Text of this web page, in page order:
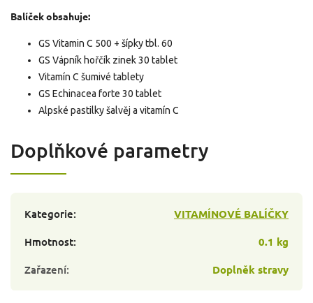
Balíček obsahuje:
GS Vitamin C 500 + šípky tbl. 60
GS Vápník hořčík zinek 30 tablet
Vitamín C šumivé tablety
GS Echinacea forte 30 tablet
Alpské pastilky šalvěj a vitamín C
Doplňkové parametry
Kategorie:
VITAMÍNOVÉ BALÍČKY
Hmotnost:
0.1 kg
Zařazení: Doplněk stravy